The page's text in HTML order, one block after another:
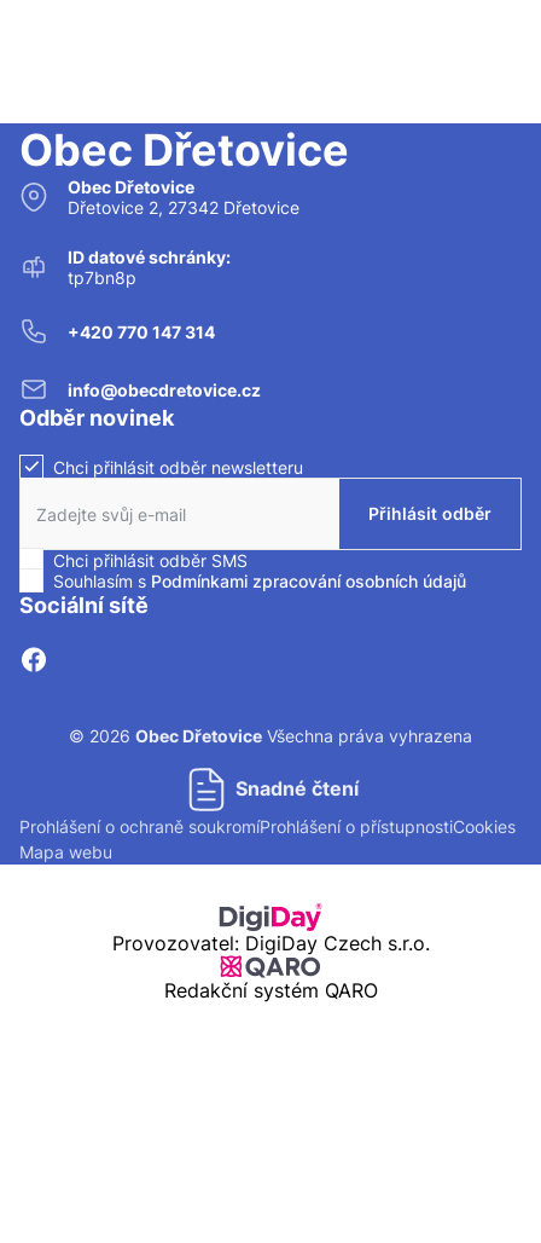
Obec Dřetovice
Obec Dřetovice
Dřetovice 2, 27342 Dřetovice
ID datové schránky:
tp7bn8p
+420 770 147 314
info@obecdretovice.cz
Odběr novinek
Chci přihlásit odběr newsletteru
Přihlásit odběr
Chci přihlásit odběr SMS
Zaškrtnutím políčka souhlasíte se zasíláním SMS.
Souhlasím s Podmínkami zpracování osobních údajů
Sociální sítě
© 2026 Obec Dřetovice Všechna práva vyhrazena
Snadné čtení
Prohlášení o ochraně soukromíProhlášení o přístupnostiCookies
Mapa webu
Provozovatel: DigiDay Czech s.r.o.
Redakční systém QARO